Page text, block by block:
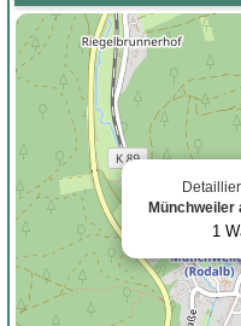
Münchweiler
1